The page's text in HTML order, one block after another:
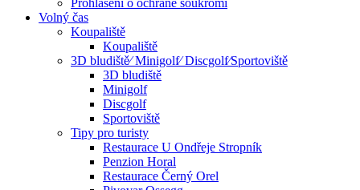
Prohlášení o ochraně soukromí
Volný čas
Koupaliště
Koupaliště
3D bludiště⁄ Minigolf⁄ Discgolf⁄Sportoviště
3D bludiště
Minigolf
Discgolf
Sportoviště
Tipy pro turisty
Restaurace U Ondřeje Stropník
Penzion Horal
Restaurace Černý Orel